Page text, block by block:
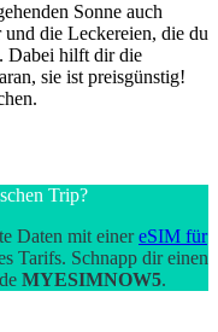
Sonne auch
die Leckereien, die du
Dabei hilft dir die
sie ist preisgünstig!
Trip?
Daten mit einereSIM für
Tarifs. Schnapp dir einen
MYESIMNOW5.